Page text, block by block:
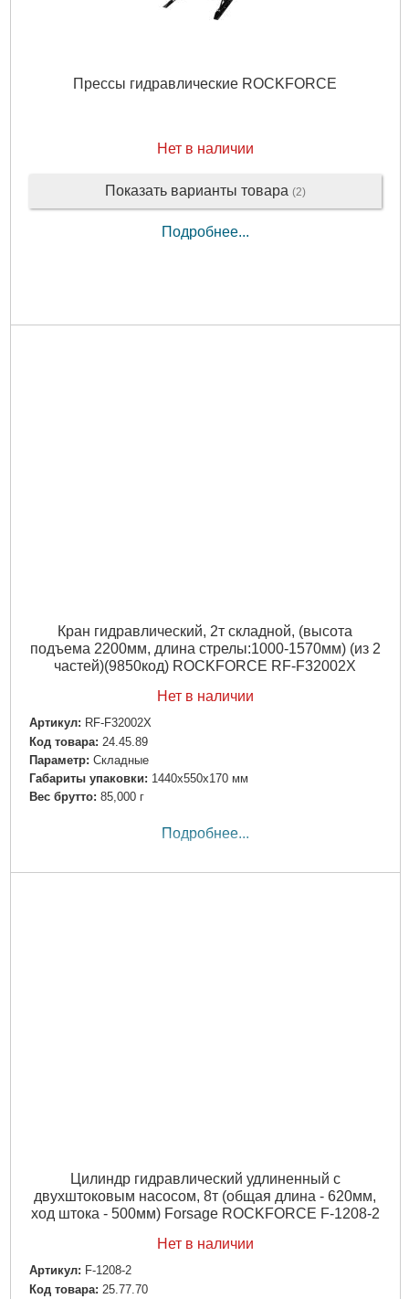
Прессы гидравлические ROCKFORCE
Нет в наличии
Показать варианты товара (2)
Подробнее...
Кран гидравлический, 2т складной, (высота
подъема 2200мм, длина стрелы:1000-1570мм) (из 2
частей)(9850код) ROCKFORCE RF-F32002X
Нет в наличии
Артикул: RF-F32002X
Код товара: 24.45.89
Параметр: Складные
Габариты упаковки: 1440x550x170 мм
Вес брутто: 85,000 г
Подробнее...
Цилиндр гидравлический удлиненный с
двухштоковым насосом, 8т (общая длина - 620мм,
ход штока - 500мм) Forsage ROCKFORCE F-1208-2
Нет в наличии
Артикул: F-1208-2
Код товара: 25.77.70